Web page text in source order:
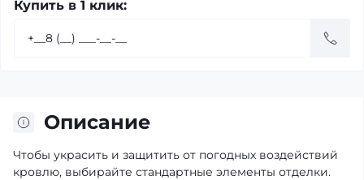
Купить в 1 клик:
Описание
Чтобы украсить и защитить от погодных воздействий
кровлю, выбирайте стандартные элементы отделки.